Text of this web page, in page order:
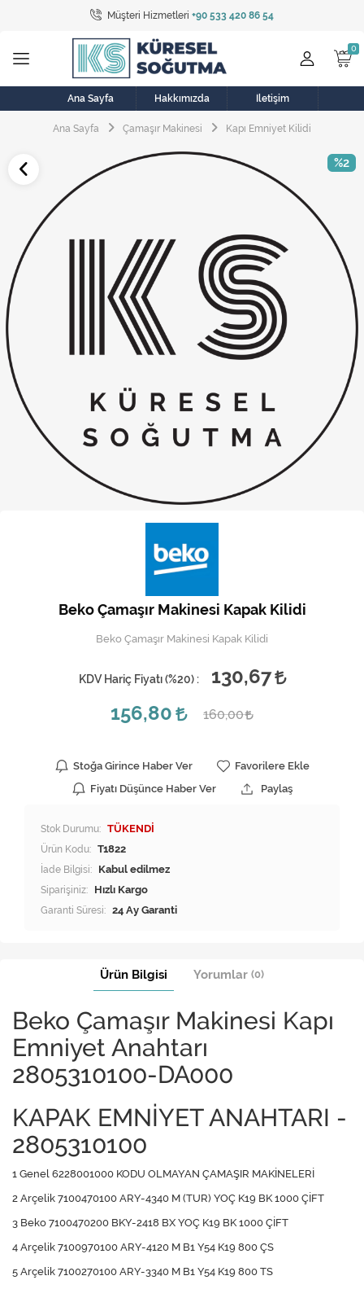
Müşteri Hizmetleri +90 533 420 86 54
Tüm Kategoriler
Bulaşık Makinesi
Buzdolabı
Çamaşır Kurutma Makinesi
Elektrikli Aksamlar
Elektrikli Süpürge
Fan
Fırın, Ocak ve Aspiratör
Klima
Kombi
Musluk
Ana Sayfa Hakkımızda İletişim
Ana Sayfa Çamaşır Makinesi Kapı Emniyet Kilidi
%2
Beko Çamaşır Makinesi Kapak Kilidi
Beko Çamaşır Makinesi Kapak Kilidi
KDV Hariç Fiyatı (%20) :
130,67
156,80
160,00
Stoğa Girince Haber Ver
Favorilere Ekle
Fiyatı Düşünce Haber Ver
Paylaş
Stok Durumu: TÜKENDİ
Ürün Kodu: T1822
İade Bilgisi:
Siparişiniz: Hızlı Kargo
Garanti Süresi: 24 Ay Garanti
Ürün Bilgisi Yorumlar (0)
Beko Çamaşır Makinesi Kapı
Emniyet Anahtarı
2805310100-DA000
KAPAK EMNİYET ANAHTARI -
2805310100
1 Genel 6228001000 KODU OLMAYAN ÇAMAŞIR MAKİNELERİ
2 Arçelik 7100470100 ARY-4340 M (TUR) YOÇ K19 BK 1000 ÇİFT
3 Beko 7100470200 BKY-2418 BX YOÇ K19 BK 1000 ÇİFT
4 Arçelik 7100970100 ARY-4120 M B1 Y54 K19 800 ÇS
5 Arçelik 7100270100 ARY-3340 M B1 Y54 K19 800 TS